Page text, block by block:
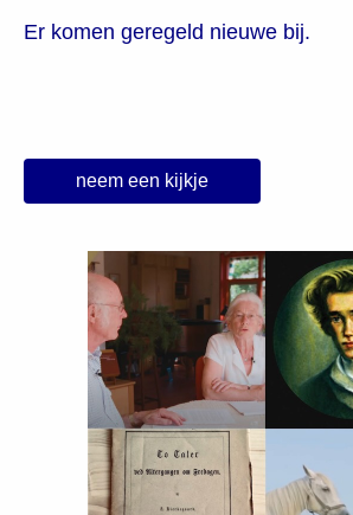
Er komen geregeld nieuwe bij.
neem een kijkje